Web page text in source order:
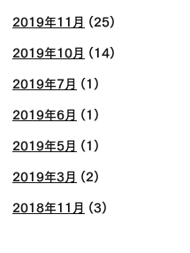
2019年11月 (25)
2019年10月 (14)
2019年7月 (1)
2019年6月 (1)
2019年5月 (1)
2019年3月 (2)
2018年11月 (3)